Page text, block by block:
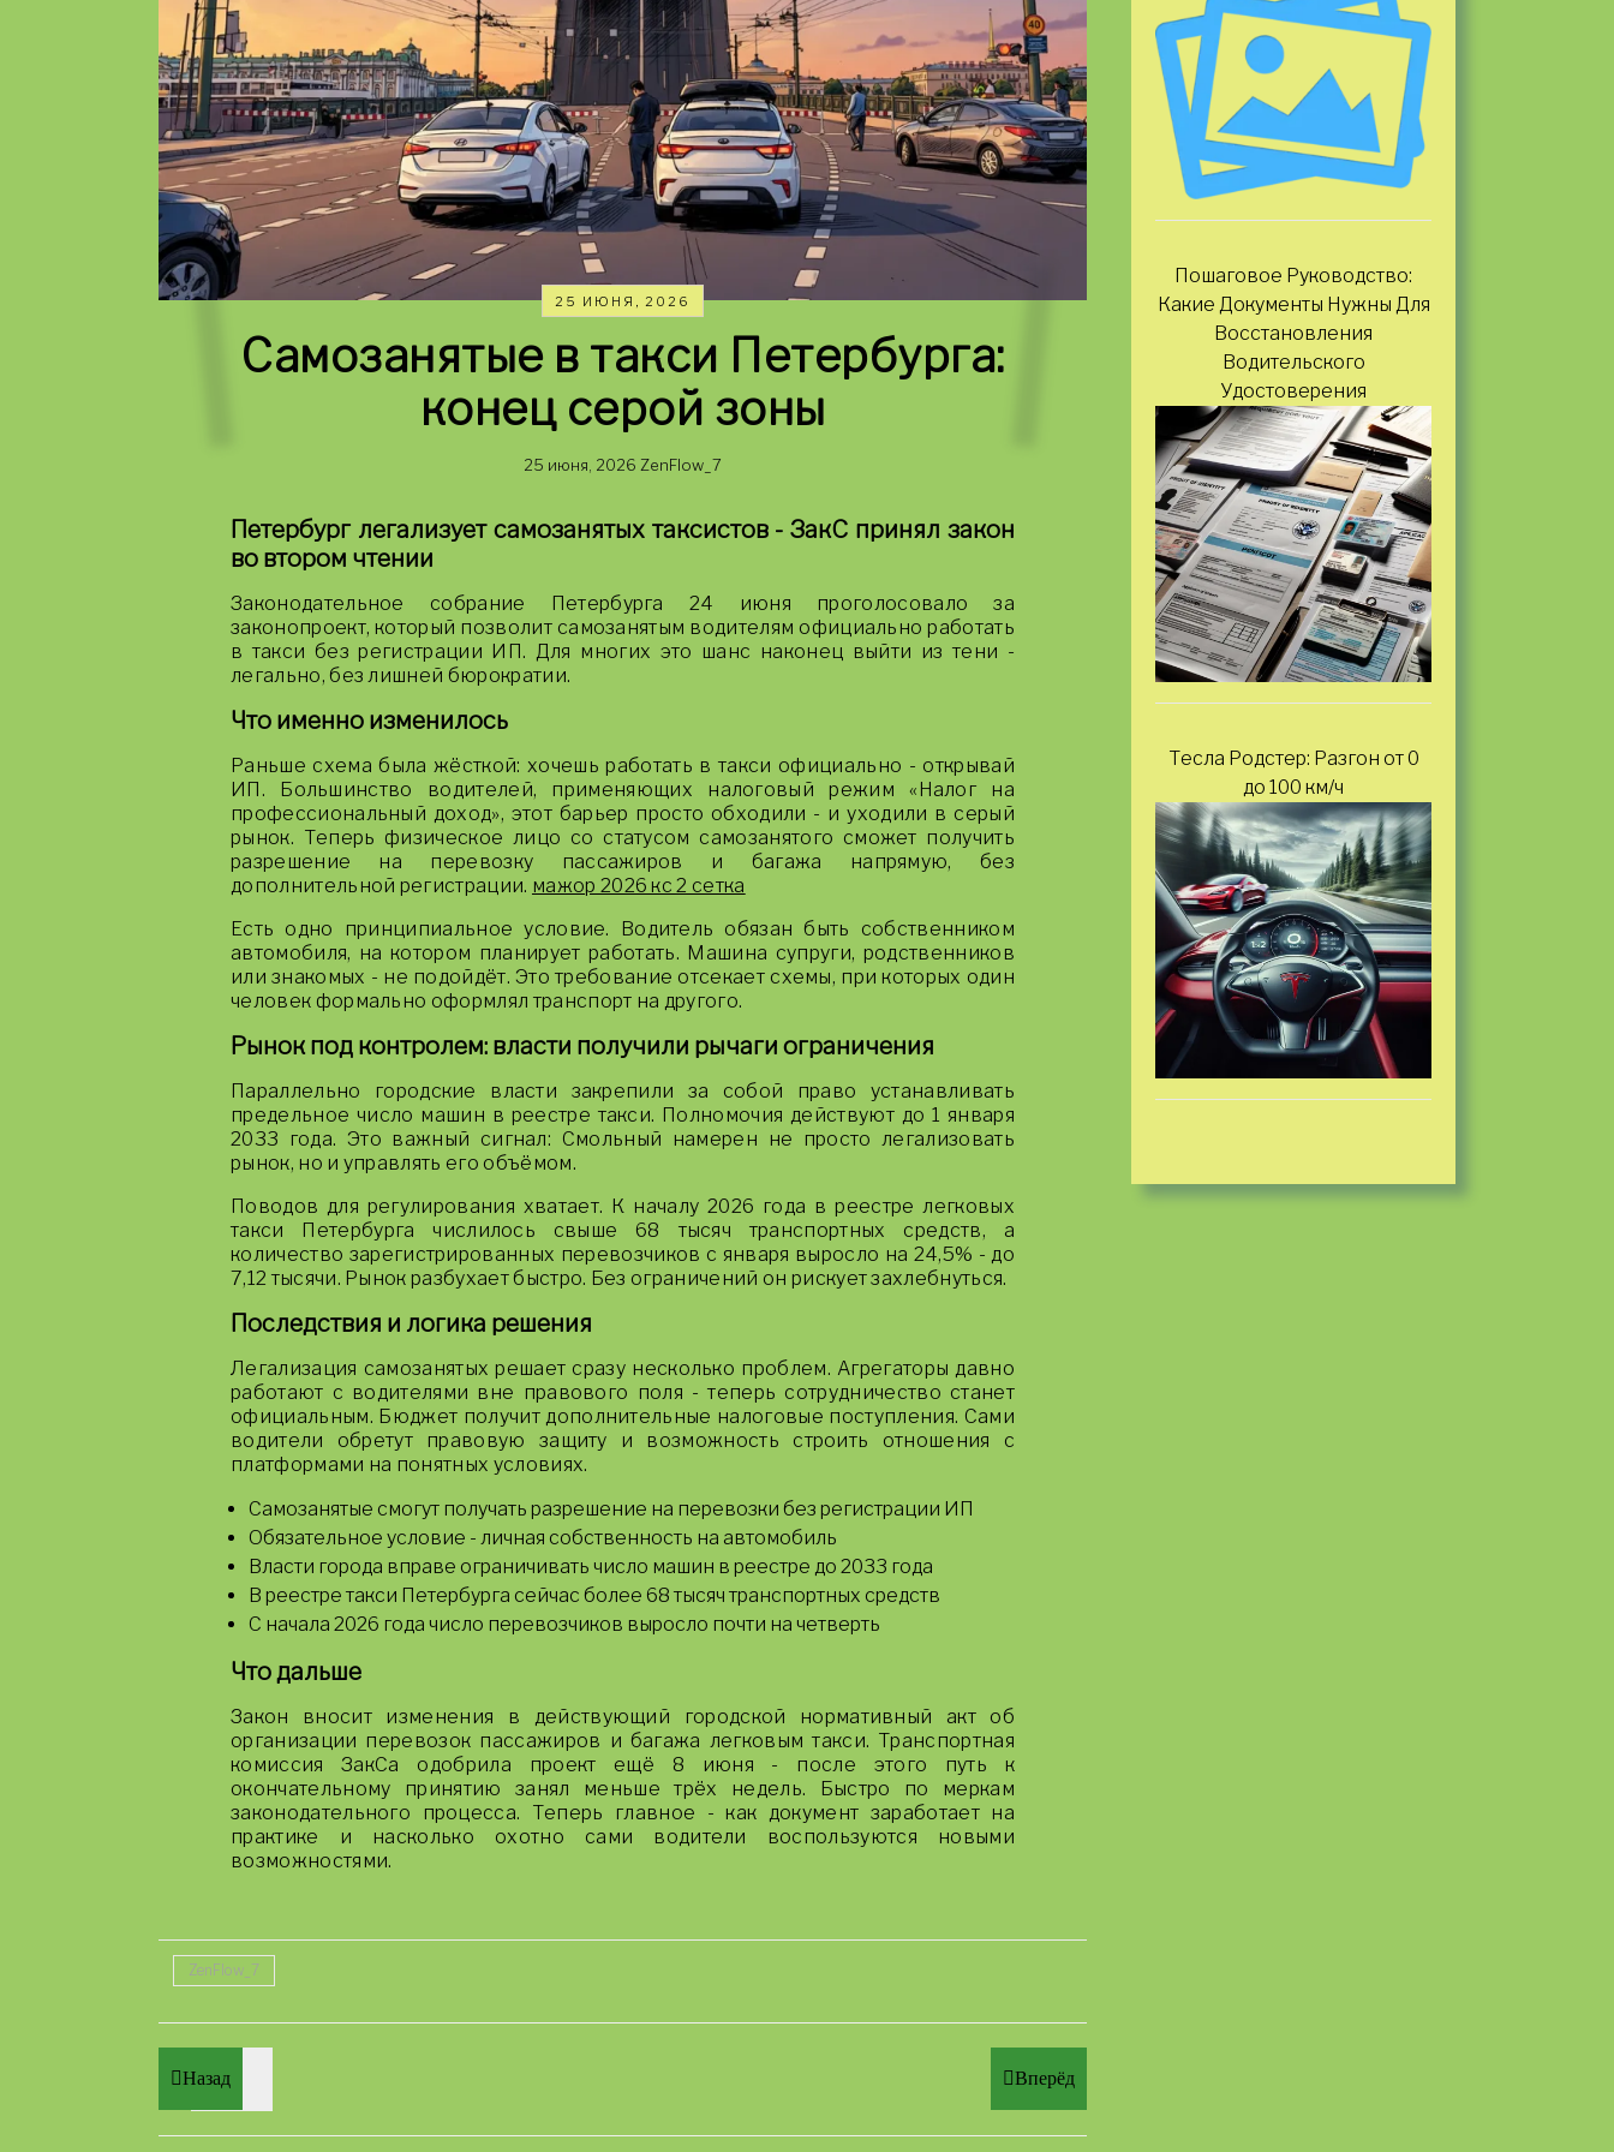
25 ИЮНЯ, 2026
Самозанятые в такси Петербурга:
конец серой зоны
25 июня, 2026 ZenFlow_7
Петербург легализует самозанятых таксистов - ЗакС принял закон
во втором чтении
Законодательное собрание Петербурга 24 июня проголосовало за
законопроект, который позволит самозанятым водителям официально работать
в такси без регистрации ИП. Для многих это шанс наконец выйти из тени -
легально, без лишней бюрократии.
Что именно изменилось
Раньше схема была жёсткой: хочешь работать в такси официально - открывай
ИП. Большинство водителей, применяющих налоговый режим «Налог на
профессиональный доход», этот барьер просто обходили - и уходили в серый
рынок. Теперь физическое лицо со статусом самозанятого сможет получить
разрешение на перевозку пассажиров и багажа напрямую, без
дополнительной регистрации. мажор 2026 кс 2 сетка
Есть одно принципиальное условие. Водитель обязан быть собственником
автомобиля, на котором планирует работать. Машина супруги, родственников
или знакомых - не подойдёт. Это требование отсекает схемы, при которых один
человек формально оформлял транспорт на другого.
Рынок под контролем: власти получили рычаги ограничения
Параллельно городские власти закрепили за собой право устанавливать
предельное число машин в реестре такси. Полномочия действуют до 1 января
2033 года. Это важный сигнал: Смольный намерен не просто легализовать
рынок, но и управлять его объёмом.
Поводов для регулирования хватает. К началу 2026 года в реестре легковых
такси Петербурга числилось свыше 68 тысяч транспортных средств, а
количество зарегистрированных перевозчиков с января выросло на 24,5% - до
7,12 тысячи. Рынок разбухает быстро. Без ограничений он рискует захлебнуться.
Последствия и логика решения
Легализация самозанятых решает сразу несколько проблем. Агрегаторы давно
работают с водителями вне правового поля - теперь сотрудничество станет
официальным. Бюджет получит дополнительные налоговые поступления. Сами
водители обретут правовую защиту и возможность строить отношения с
платформами на понятных условиях.
Самозанятые смогут получать разрешение на перевозки без регистрации ИП
Обязательное условие - личная собственность на автомобиль
Власти города вправе ограничивать число машин в реестре до 2033 года
В реестре такси Петербурга сейчас более 68 тысяч транспортных средств
С начала 2026 года число перевозчиков выросло почти на четверть
Что дальше
Закон вносит изменения в действующий городской нормативный акт об
организации перевозок пассажиров и багажа легковым такси. Транспортная
комиссия ЗакСа одобрила проект ещё 8 июня - после этого путь к
окончательному принятию занял меньше трёх недель. Быстро по меркам
законодательного процесса. Теперь главное - как документ заработает на
практике и насколько охотно сами водители воспользуются новыми
возможностями.
ZenFlow_7
Назад Вперёд
Пошаговое Руководство:
Какие Документы Нужны Для
Восстановления
Водительского
Удостоверения
Тесла Родстер: Разгон от 0
до 100 км/ч